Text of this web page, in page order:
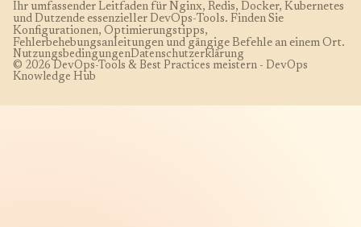
Ihr umfassender Leitfaden für Nginx, Redis, Docker, Kubernetes
und Dutzende essenzieller DevOps-Tools. Finden Sie
Konfigurationen, Optimierungstipps,
Fehlerbehebungsanleitungen und gängige Befehle an einem Ort.
NutzungsbedingungenDatenschutzerklärung
© 2026 DevOps-Tools & Best Practices meistern - DevOps
Knowledge Hub